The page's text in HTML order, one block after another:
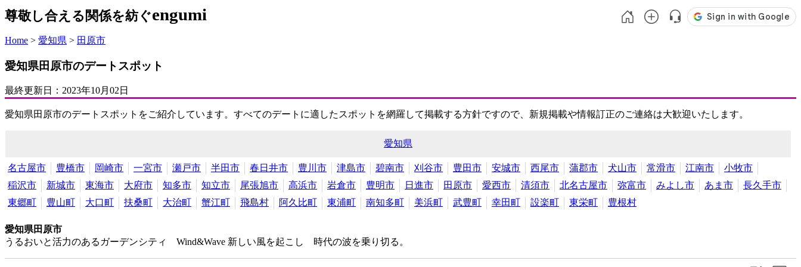
尊敬し合える関係を紡ぐengumi
Home > 愛知県 > 田原市
愛知県田原市のデートスポット
最終更新日： 2023年10月02日
愛知県田原市のデートスポットをご紹介しています。すべてのデートに適したスポットを網羅して掲載する方針ですので、新規掲載や情報訂正のご連絡は大歓迎いたします。
愛知県
名古屋市 豊橋市 岡崎市 一宮市 瀬戸市 半田市 春日井市 豊川市 津島市 碧南市 刈谷市 豊田市 安城市 西尾市 蒲郡市 犬山市 常滑市 江南市
小牧市
稲沢市
新城市 東海市 大府市 知多市 知立市 尾張旭市 高浜市 岩倉市 豊明市 日進市 田原市 愛西市 清須市 北名古屋市 弥富市 みよし市 あま市
長久手市
東郷町
豊山町 大口町 扶桑町 大治町 蟹江町 飛島村 阿久比町 東浦町 南知多町 美浜町 武豊町 幸田町 設楽町 東栄町 豊根村
愛知県田原市
うるおいと活力のあるガーデンシティ Wind&Wave 新しい風を起こし 時代の波を乗り切る。